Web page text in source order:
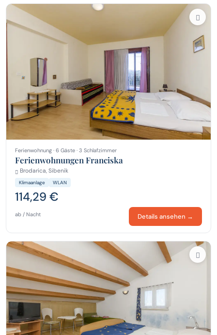
Ferienwohnung · 6 Gäste · 3 Schlafzimmer
Ferienwohnungen Franciska
Brodarica, Sibenik
Klimaanlage WLAN
114,29 €
ab / Nacht Details ansehen →